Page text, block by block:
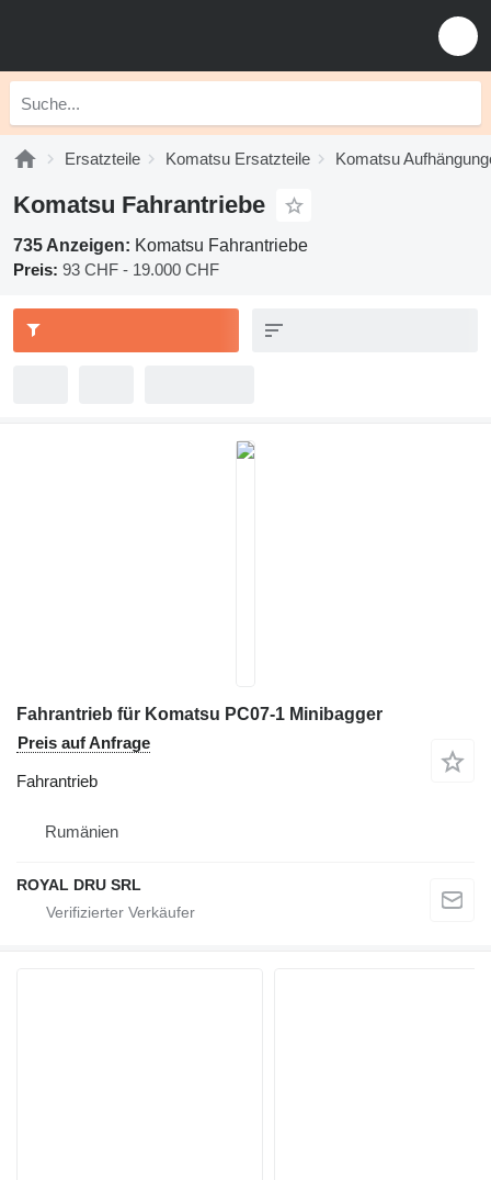
Ersatzteile Komatsu Ersatzteile Komatsu
Komatsu Fahrantriebe
735 Anzeigen: Komatsu Fahrantriebe
Preis: 93 CHF - 19.000 CHF
Fahrantrieb für Komatsu PC07-1 Minibagger
Preis auf Anfrage
Fahrantrieb
Rumänien
ROYAL DRU SRL